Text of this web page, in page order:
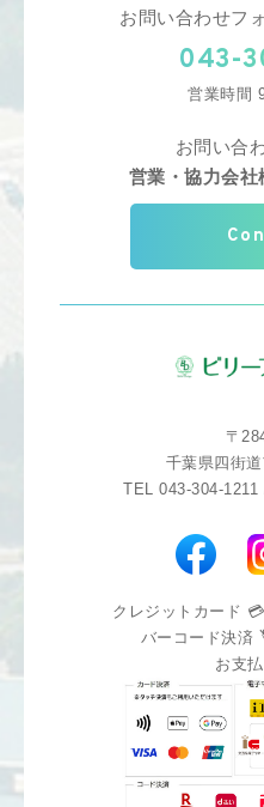
お問い合わせフ
043-
営業時間
お問い合
営業・協力会
〒
千葉県四街
TEL 043-304-
クレジットカード
バーコード決
お支